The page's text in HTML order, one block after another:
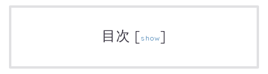
目次 [show]